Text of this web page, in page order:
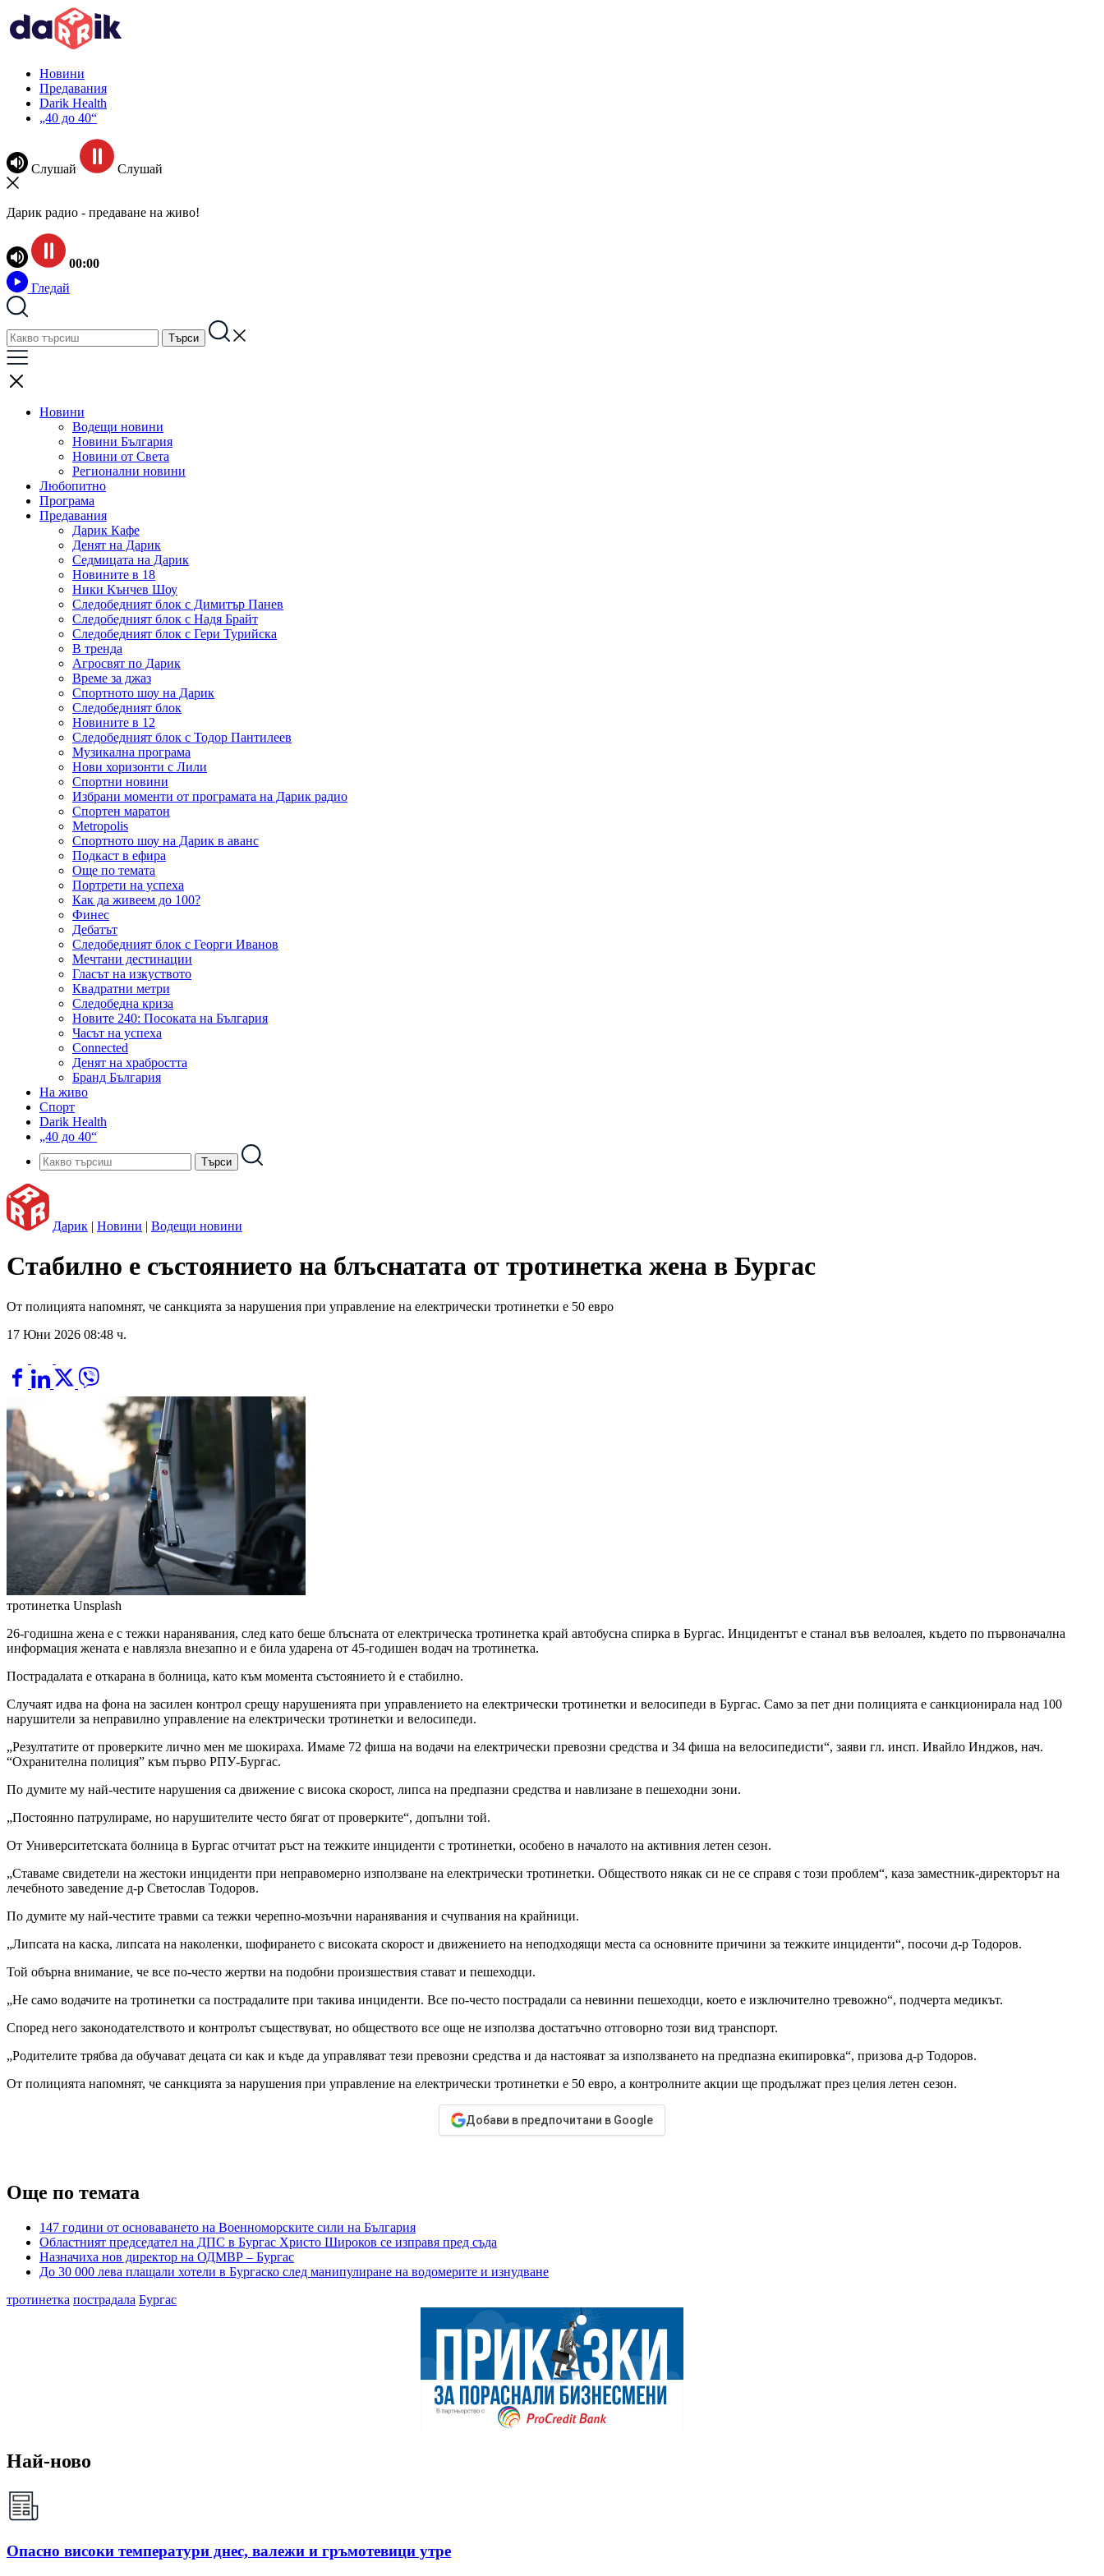
Новини
Предавания
Darik Health
„40 до 40“
Слушай Слушай
Дарик радио - предаване на живо!
00:00
Гледай
Новини
Водещи новини
Новини България
Новини от Света
Регионални новини
Любопитно
Програма
Предавания
Дарик Кафе
Денят на Дарик
Седмицата на Дарик
Новините в 18
Ники Кънчев Шоу
Следобедният блок с Димитър Панев
Следобедният блок с Надя Брайт
Следобедният блок с Гери Турийска
В тренда
Агросвят по Дарик
Време за джаз
Спортното шоу на Дарик
Следобедният блок
Новините в 12
Следобедният блок с Тодор Пантилеев
Музикална програма
Нови хоризонти с Лили
Спортни новини
Избрани моменти от програмата на Дарик радио
Спортен маратон
Metropolis
Спортното шоу на Дарик в аванс
Подкаст в ефира
Още по темата
Портрети на успеха
Как да живеем до 100?
Финес
Дебатът
Следобедният блок с Георги Иванов
Мечтани дестинации
Гласът на изкуството
Квадратни метри
Следобедна криза
Новите 240: Посоката на България
Часът на успеха
Connected
Денят на храбростта
Бранд България
На живо
Спорт
Darik Health
„40 до 40“
Дарик | Новини | Водещи новини
Стабилно е състоянието на блъснатата от тротинетка жена в Бургас
От полицията напомнят, че санкцията за нарушения при управление на електрически тротинетки е 50 евро
17 Юни 2026 08:48 ч.
тротинетка Unsplash
26-годишна жена е с тежки наранявания, след като беше блъсната от електрическа тротинетка край автобусна спирка в Бургас. Инцидентът е станал във велоалея, където по първоначална
информация жената е навлязла внезапно и е била ударена от 45-годишен водач на тротинетка.
Пострадалата е откарана в болница, като към момента състоянието ѝ е стабилно.
Случаят идва на фона на засилен контрол срещу нарушенията при управлението на електрически тротинетки и велосипеди в Бургас. Само за пет дни полицията е санкционирала над 100
нарушители за неправилно управление на електрически тротинетки и велосипеди.
„Резултатите от проверките лично мен ме шокираха. Имаме 72 фиша на водачи на електрически превозни средства и 34 фиша на велосипедисти“, заяви гл. инсп. Ивайло Инджов, нач.
“Охранителна полиция” към първо РПУ-Бургас.
По думите му най-честите нарушения са движение с висока скорост, липса на предпазни средства и навлизане в пешеходни зони.
„Постоянно патрулираме, но нарушителите често бягат от проверките“, допълни той.
От Университетската болница в Бургас отчитат ръст на тежките инциденти с тротинетки, особено в началото на активния летен сезон.
„Ставаме свидетели на жестоки инциденти при неправомерно използване на електрически тротинетки. Обществото някак си не се справя с този проблем“, каза заместник-директорът на
лечебното заведение д-р Светослав Тодоров.
По думите му най-честите травми са тежки черепно-мозъчни наранявания и счупвания на крайници.
„Липсата на каска, липсата на наколенки, шофирането с високата скорост и движението на неподходящи места са основните причини за тежките инциденти“, посочи д-р Тодоров.
Той обърна внимание, че все по-често жертви на подобни произшествия стават и пешеходци.
„Не само водачите на тротинетки са пострадалите при такива инциденти. Все по-често пострадали са невинни пешеходци, което е изключително тревожно“, подчерта медикът.
Според него законодателството и контролът съществуват, но обществото все още не използва достатъчно отговорно този вид транспорт.
„Родителите трябва да обучават децата си как и къде да управляват тези превозни средства и да настояват за използването на предпазна екипировка“, призова д-р Тодоров.
От полицията напомнят, че санкцията за нарушения при управление на електрически тротинетки е 50 евро, а контролните акции ще продължат през целия летен сезон.
Добави в предпочитани в Google
Още по темата
147 години от основаването на Военноморските сили на България
Областният председател на ДПС в Бургас Христо Широков се изправя пред съда
Назначиха нов директор на ОДМВР – Бургас
До 30 000 лева плащали хотели в Бургаско след манипулиране на водомерите и изнудване
тротинетка пострадала Бургас
Най-ново
Опасно високи температури днес, валежи и гръмотевици утре